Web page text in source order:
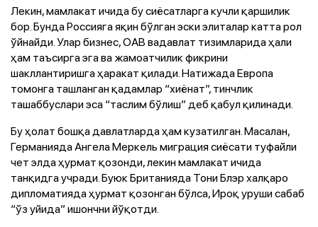
Лекин, мамлакат ичида бу сиёсатларга кучли қаршилик
бор. Бунда Россияга яқин бўлган эски элиталар катта рол
ўйнайди. Улар бизнес, ОАВ вадавлат тизимларида ҳали
ҳам таъсирга эга ва жамоатчилик фикрини
шакллантиришга ҳаракат қилади. Натижада Европа
томонга ташланган қадамлар “хиёнат”, тинчлик
ташаббуслари эса “таслим бўлиш” деб қабул қилинади.
Бу ҳолат бошқа давлатларда ҳам кузатилган. Масалан,
Германияда Ангела Меркель миграция сиёсати туфайли
чет элда ҳурмат қозонди, лекин мамлакат ичида
танқидга учради. Буюк Британияда Тони Блэр халқаро
дипломатияда ҳурмат қозонган бўлса, Ироқ уруши сабаб
“ўз уйида” ишончни йўқотди.